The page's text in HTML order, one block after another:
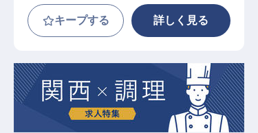
キープする 詳しく見る